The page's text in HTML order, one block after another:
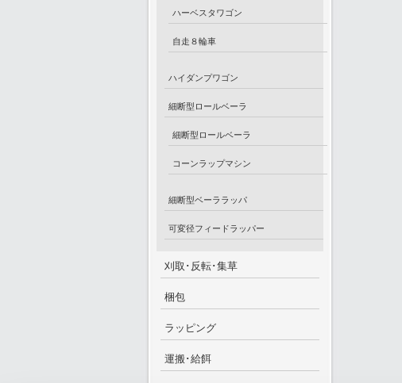
ハーベスタワゴン
自走８輪車
ハイダンプワゴン
細断型ロールベーラ
細断型ロールベーラ
コーンラップマシン
細断型ベーララッパ
可変径フィードラッパー
刈取･反転･集草
梱包
ラッピング
運搬･給餌